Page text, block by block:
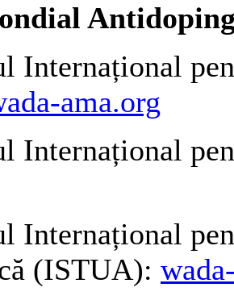
Internațional
ama.org
Internațional
Internațional
(ISTUA):